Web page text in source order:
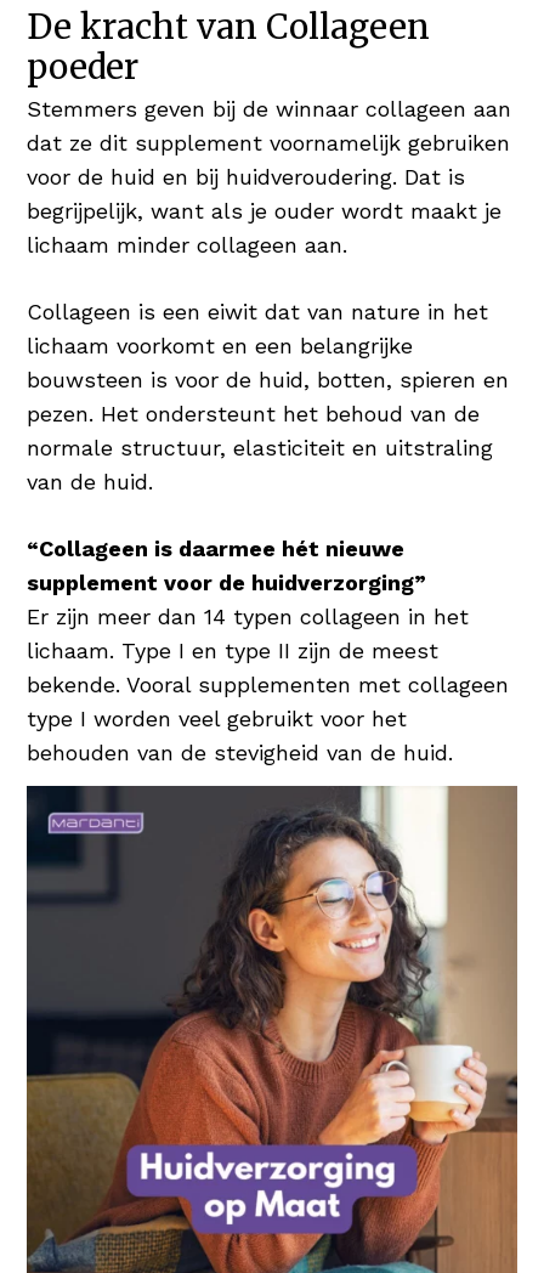
sterk en in topconditie Wie wil er nu niet
vol & glanzend haar 😉
Koper voor Pigmentatie
Koper is een nuttig mineraal en heeft een
positief resultaat op huid en haar. Koper
bevordert de normale pigmentatie van de
Hyaluronzuur als Vochtinbrenger
Hyaluronzuur is booming! Verschillende
verzorgingsproducten bieden het
geweldige bestandsdeel aan in serums
en/of daghydratatie. Hyaluronzuur is een
keer zijn gewicht in water kan dragen,
waardoor de huid wordt gehydrateerd en
beschermd. Een uitstekende
vochtinbrenger dus voor elke huidconditie!
De kracht van Collageen
poeder
Stemmers geven bij de winnaar collageen aan
dat ze dit supplement voornamelijk gebruiken
voor de huid en bij huidveroudering. Dat is
begrijpelijk, want als je ouder wordt maakt je
lichaam minder collageen aan.
Collageen is een eiwit dat van nature in het
lichaam voorkomt en een belangrijke
bouwsteen is voor de huid, botten, spieren en
pezen. Het ondersteunt het behoud van de
normale structuur, elasticiteit en uitstraling
van de huid.
“Collageen is daarmee hét nieuwe
supplement voor de huidverzorging”
Er zijn meer dan 14 typen collageen in het
lichaam. Type I en type II zijn de meest
bekende. Vooral supplementen met collageen
type I worden veel gebruikt voor het
behouden van de stevigheid van de huid.